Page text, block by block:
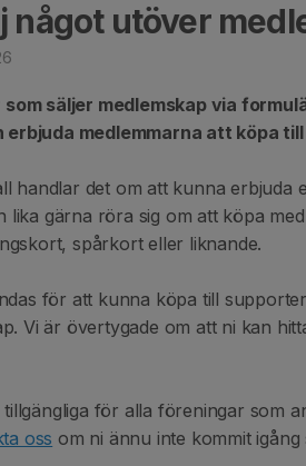
något utöver
säljer medlemskap via
erbjuda medlemmarna att köpa
handlar det om att kunna erbjuda
lika gärna röra sig om att köpa
spårkort eller liknande.
för att kunna köpa till
Vi är övertygade om att ni kan
för alla föreningar som
oss om ni ännu inte kommit